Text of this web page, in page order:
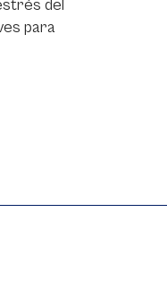
del
para